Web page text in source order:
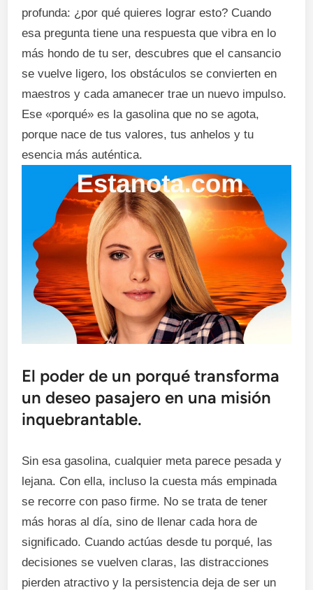
profunda: ¿por qué quieres lograr esto? Cuando
esa pregunta tiene una respuesta que vibra en lo
más hondo de tu ser, descubres que el cansancio
se vuelve ligero, los obstáculos se convierten en
maestros y cada amanecer trae un nuevo impulso.
Ese «porqué» es la gasolina que no se agota,
porque nace de tus valores, tus anhelos y tu
esencia más auténtica.
El poder de un porqué transforma
un deseo pasajero en una misión
inquebrantable.
Sin esa gasolina, cualquier meta parece pesada y
lejana. Con ella, incluso la cuesta más empinada
se recorre con paso firme. No se trata de tener
más horas al día, sino de llenar cada hora de
significado. Cuando actúas desde tu porqué, las
decisiones se vuelven claras, las distracciones
pierden atractivo y la persistencia deja de ser un